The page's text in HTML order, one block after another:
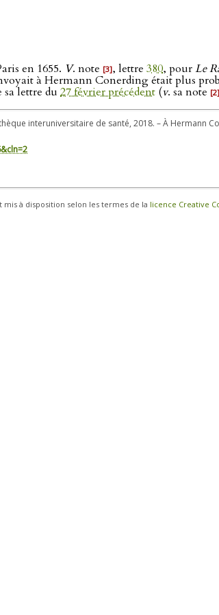
en 1655. V. note [3], lettre 380, pourLe
à Hermann Conerding était plus
lettre du 27 février précédent (v. sa note [2]
interuniversitaire de santé, 2018. – À Hermann
mis à disposition selon les termes de la licence Creative